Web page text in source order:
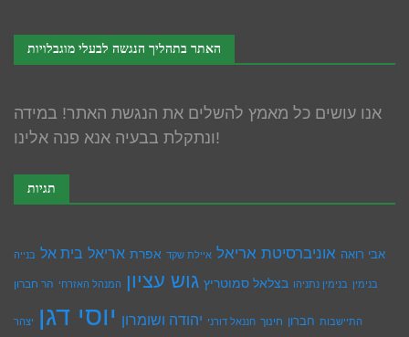
האתר בתהליך הנגשה לבעלי מוגבלויות
אנו עושים כל מאמץ להשלים את הנגשת האתר! במידה
ונתקלת בבעיה אנא פנה אלינו!
תגיות
אבי רואה אוניברסיטת אריאל איילת שקד אפרת אריאל בית אל בנייה
בנימין בנימין נתניהו בצלאל סמוטריץ גוש עציון המנהל האזרחי הר חברון
התיישבות חברון חינוך חננאל דורני יהודה ושומרון יוסי דגן יצהר